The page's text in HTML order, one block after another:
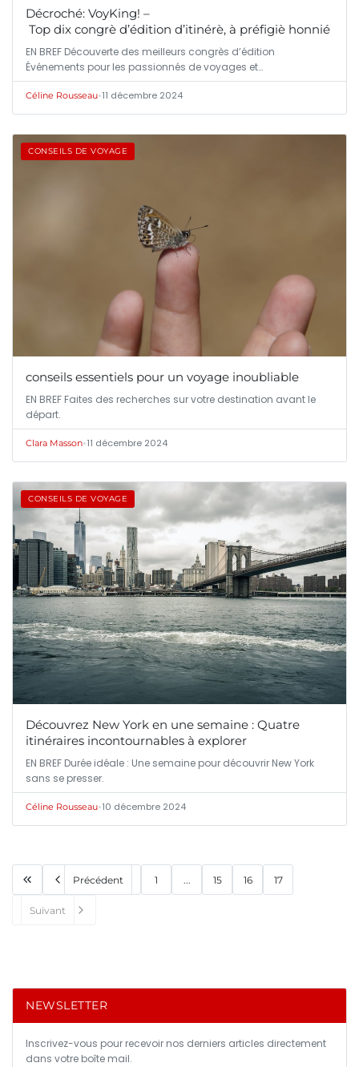
Décroché: VoyKing! –
Top dix congrè d’édition d’itinérè, à préfigiè honnié
EN BREF Découverte des meilleurs congrès d’édition
Événements pour les passionnés de voyages et…
Céline Rousseau•11 décembre 2024
CONSEILS DE VOYAGE
conseils essentiels pour un voyage inoubliable
EN BREF Faites des recherches sur votre destination avant le
départ.
Clara Masson•11 décembre 2024
CONSEILS DE VOYAGE
Découvrez New York en une semaine : Quatre
itinéraires incontournables à explorer
EN BREF Durée idéale : Une semaine pour découvrir New York
sans se presser.
Céline Rousseau•10 décembre 2024
Précédent 1 ... 15 16 17
Suivant
NEWSLETTER
Inscrivez-vous pour recevoir nos derniers articles directement
dans votre boîte mail.